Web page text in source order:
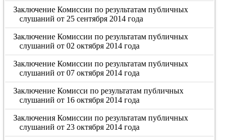
Заключение Комиссии по результатам публичных
слушаний от 25 сентября 2014 года
Заключение Комиссии по результатам публичных
слушаний от 02 октября 2014 года
Заключение Комиссии по результатам публичных
слушаний от 07 октября 2014 года
Заключение Комисси по результатам публичных
слушаний от 16 октября 2014 года
Заключения Комиссии по результатам публичных
слушаний от 23 октября 2014 года